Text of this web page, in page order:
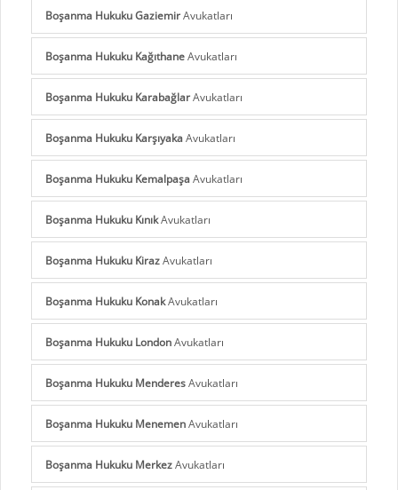
Boşanma Hukuku GaziemirAvukatları
Boşanma Hukuku KağıthaneAvukatları
Boşanma Hukuku KarabağlarAvukatları
Boşanma Hukuku KarşıyakaAvukatları
Boşanma Hukuku KemalpaşaAvukatları
Boşanma Hukuku KınıkAvukatları
Boşanma Hukuku KirazAvukatları
Boşanma Hukuku KonakAvukatları
Boşanma Hukuku LondonAvukatları
Boşanma Hukuku MenderesAvukatları
Boşanma Hukuku MenemenAvukatları
Boşanma Hukuku MerkezAvukatları